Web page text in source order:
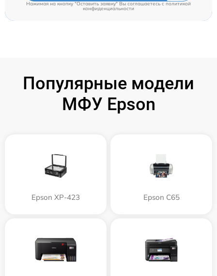
Нажимая на кнопку "Оставить заявку" Вы соглашаетесь cполитикой
конфиденциальности
Популярные модели
МФУ Epson
Epson XP-423 Epson C65